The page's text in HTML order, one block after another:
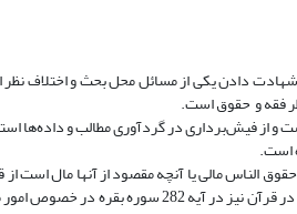
دادن یکی از مسائل محل بحث و اختلاف
فقه و حقوق است.
و از فیش‌برداری در گردآوری مطالب و داده‌ها
است.
­الناس مالی یا آنچه مقصود از آن­ها مال
علاوه ­بر قبول شهادت دو مرد شهادت یک مرد و دو زن نیز پذیرفته می‌شود.